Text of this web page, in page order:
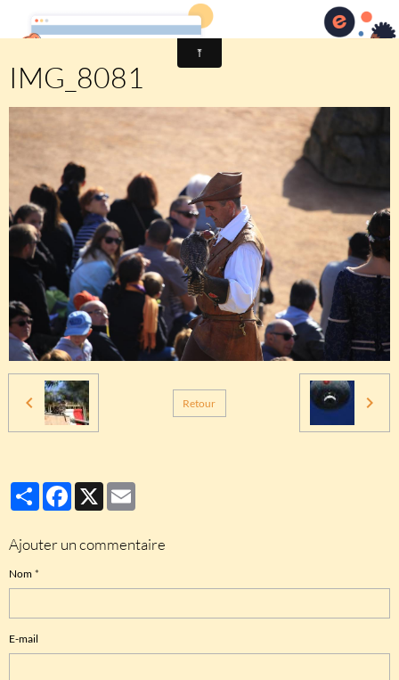
Comité des fêtes de CHEUX
IMG_8081
Retour
PartagerFacebook
X
Ajouter un commentaire
Nom
E-mail